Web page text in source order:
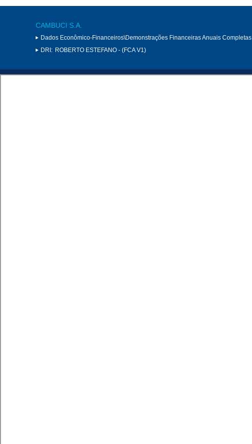
CAMBUCI S.A.
Dados Econômico-Financeiros\Demonstrações Financeiras Anuais Completas
DRI: ROBERTO ESTEFANO - (FCA V1)